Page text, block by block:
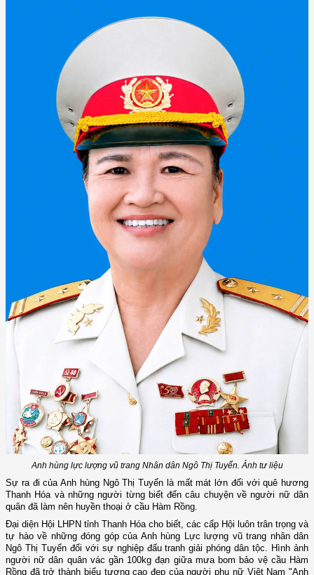
Anh hùng lực lượng vũ trang Nhân dân Ngô Thị Tuyển. Ảnh tư liệu
Sự ra đi của Anh hùng Ngô Thị Tuyển là mất mát lớn đối với quê hương
Thanh Hóa và những người từng biết đến câu chuyện về người nữ dân
quân đã làm nên huyền thoại ở cầu Hàm Rồng.
Đại diện Hội LHPN tỉnh Thanh Hóa cho biết, các cấp Hội luôn trân trọng và
tự hào về những đóng góp của Anh hùng Lực lượng vũ trang nhân dân
Ngô Thị Tuyển đối với sự nghiệp đấu tranh giải phóng dân tộc. Hình ảnh
người nữ dân quân vác gần 100kg đạn giữa mưa bom bảo vệ cầu Hàm
Rồng đã trở thành biểu tượng cao đẹp của người phụ nữ Việt Nam "Anh